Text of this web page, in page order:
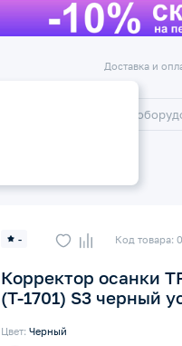
Доставка и
- Код товара:
Корректор осанки
(Т-1701) S3 черный
Цвет:Черный